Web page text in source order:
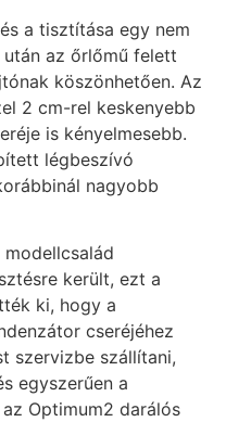
a tisztítása egy nem
az őrlőmű felett
köszönhetően. Az
2 cm-rel keskenyebb
is kényelmesebb.
légbeszívó
nagyobb
került, ezt a
ki, hogy a
cseréjéhez
szervizbe szállítani,
egyszerűen a
Optimum2 darálós